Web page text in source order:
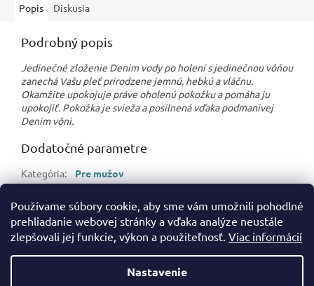
Používame súbory cookie, aby sme vám umožnili pohodlné
prehliadanie webovej stránky a vďaka analýze neustále
zlepšovali jej funkcie, výkon a použiteľnosť. Viac informácií
Nastavenie
Popis Diskusia
Podrobný popis
Jedinečné zloženie Denim vody po holení s jedinečnou vôňou
zanechá Vašu pleť prirodzene jemnú, hebkú a vláčnu.
Okamžite upokojuje práve oholenú pokožku a pomáha ju
upokojiť. Pokožka je svieža a posilnená vďaka podmanivej
Denim vôni.
Dodatočné parametre
Kategória:
Pre mužov
EAN: 8008970004068
Vytvoril Shoptet